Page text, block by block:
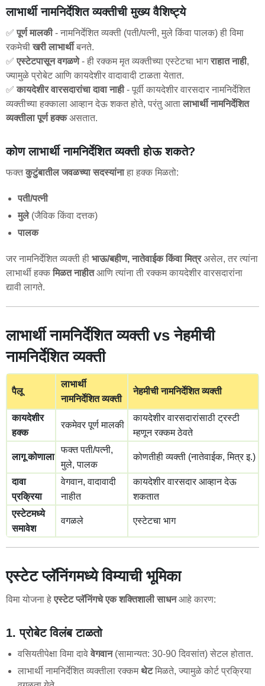
लाभार्थी नामनिर्देशित व्यक्तीची मुख्य वैशिष्ट्ये
✅पूर्ण मालकी- नामनिर्देशित व्यक्ती (पती/पत्नी, मुले किंवा पालक) ही विमा
रकमेचीखरी लाभार्थीबनते.
✅एस्टेटपासून वगळणे- ही रक्कम मृत व्यक्तीच्या एस्टेटचा भागराहात नाही,
ज्यामुळे प्रोबेट आणि कायदेशीर वादावादी टाळता येतात.
✅कायदेशीर वारसदारांचा दावा नाही- पूर्वी कायदेशीर वारसदार नामनिर्देशित
व्यक्तीच्या हक्काला आव्हान देऊ शकत होते, परंतु आतालाभार्थी नामनिर्देशित
व्यक्तीला पूर्ण हक्कअसतात.
कोण लाभार्थी नामनिर्देशित व्यक्ती होऊ शकते?
फक्तकुटुंबातील जवळच्या सदस्यांनाहा हक्क मिळतो:
पती/पत्नी
मुले(जैविक किंवा दत्तक)
पालक
जर नामनिर्देशित व्यक्ती ही भाऊ/बहीण, नातेवाईक किंवा मित्रअसेल, तर त्यांना
लाभार्थी हक्कमिळत नाहीतआणि त्यांना ती रक्कम कायदेशीर वारसदारांना
द्यावी लागते.
लाभार्थी नामनिर्देशित व्यक्ती vs नेहमीची
नामनिर्देशित व्यक्ती
पैलू
लाभार्थी
नामनिर्देशित व्यक्ती
नेहमीची नामनिर्देशित व्यक्ती
कायदेशीर
हक्क
रकमेवर पूर्ण मालकी
कायदेशीर वारसदारांसाठी ट्रस्टी
म्हणून रक्कम ठेवते
लागू कोणाला
फक्त पती/पत्नी,
मुले, पालक
कोणतीही व्यक्ती (नातेवाईक, मित्र इ.)
दावा
प्रक्रिया
वेगवान, वादावादी
नाहीत
कायदेशीर वारसदार आव्हान देऊ
शकतात
एस्टेटमध्ये
समावेश
वगळले एस्टेटचा भाग
एस्टेट प्लॅनिंगमध्ये विम्याची भूमिका
विमा योजना हेएस्टेट प्लॅनिंगचे एक शक्तिशाली साधनआहे कारण:
1. प्रोबेट विलंब टाळतो
वसियतीपेक्षा विमा दावेवेगवान(सामान्यत: 30-90 दिवसांत) सेटल होतात.
लाभार्थी नामनिर्देशित व्यक्तीला रक्कमथेटमिळते, ज्यामुळे कोर्ट प्रक्रिया